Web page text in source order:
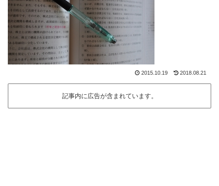
2015.10.19 2018.08.21
記事内に広告が含まれています。